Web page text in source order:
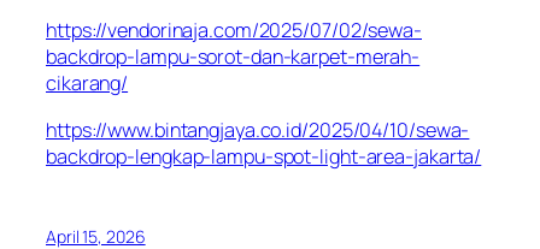
https://vendorinaja.com/2025/07/02/sewa-
backdrop-lampu-sorot-dan-karpet-merah-
cikarang/
https://www.bintangjaya.co.id/2025/04/10/sewa-
backdrop-lengkap-lampu-spot-light-area-jakarta/
April 15, 2026